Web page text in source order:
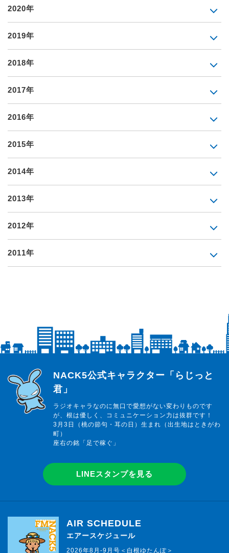
2020年
2019年
2018年
2017年
2016年
2015年
2014年
2013年
2012年
2011年
らじっと君
NACK5公式キャラクター「らじっと
君」
ラジオキャラなのに無口で愛想がない変わりものです
が、根は優しく、コミュニケーション力は抜群です！
3月3日（桃の節句・耳の日）生まれ（出生地はときがわ
町）
座右の銘「足で稼ぐ」
LINEスタンプを見る
AIR SCHEDULE
エアースケジュール
2026年8月-9月号＜白根ゆたんぽ＞